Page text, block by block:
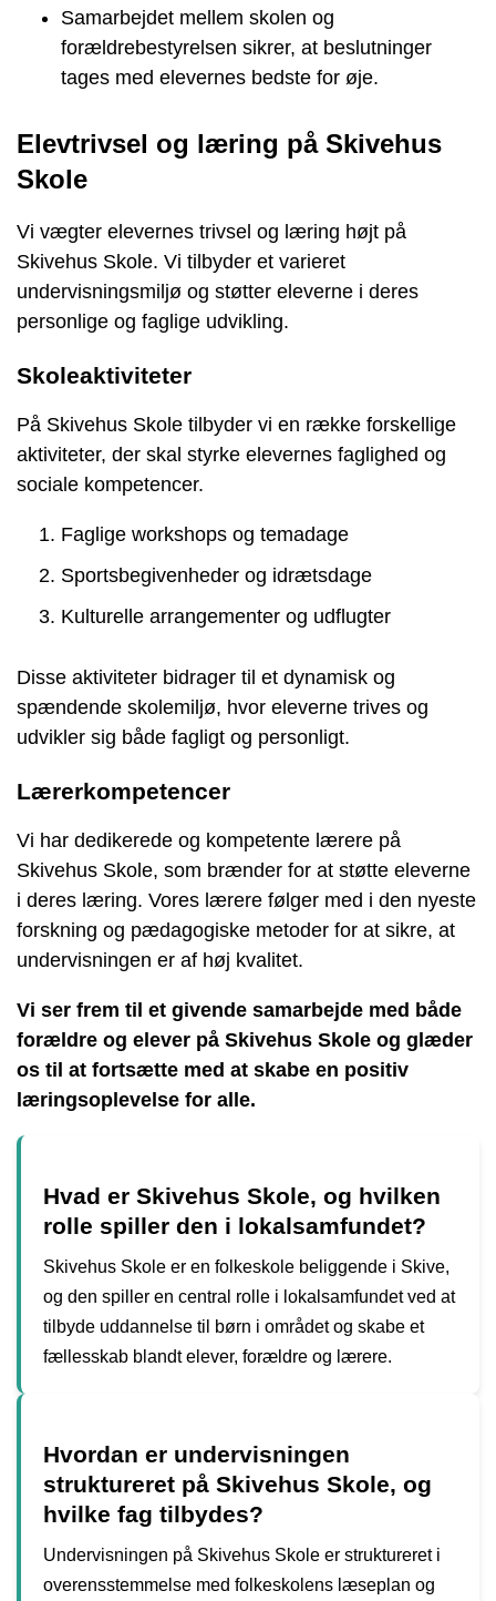
Samarbejdet mellem skolen og
forældrebestyrelsen sikrer, at beslutninger
tages med elevernes bedste for øje.
Elevtrivsel og læring på Skivehus
Skole
Vi vægter elevernes trivsel og læring højt på
Skivehus Skole. Vi tilbyder et varieret
undervisningsmiljø og støtter eleverne i deres
personlige og faglige udvikling.
Skoleaktiviteter
På Skivehus Skole tilbyder vi en række forskellige
aktiviteter, der skal styrke elevernes faglighed og
sociale kompetencer.
Faglige workshops og temadage
Sportsbegivenheder og idrætsdage
Kulturelle arrangementer og udflugter
Disse aktiviteter bidrager til et dynamisk og
spændende skolemiljø, hvor eleverne trives og
udvikler sig både fagligt og personligt.
Lærerkompetencer
Vi har dedikerede og kompetente lærere på
Skivehus Skole, som brænder for at støtte eleverne
i deres læring. Vores lærere følger med i den nyeste
forskning og pædagogiske metoder for at sikre, at
undervisningen er af høj kvalitet.
Vi ser frem til et givende samarbejde med både
forældre og elever på Skivehus Skole og glæder
os til at fortsætte med at skabe en positiv
læringsoplevelse for alle.
Hvad er Skivehus Skole, og hvilken
rolle spiller den i lokalsamfundet?
Skivehus Skole er en folkeskole beliggende i Skive,
og den spiller en central rolle i lokalsamfundet ved at
tilbyde uddannelse til børn i området og skabe et
fællesskab blandt elever, forældre og lærere.
Hvordan er undervisningen
struktureret på Skivehus Skole, og
hvilke fag tilbydes?
Undervisningen på Skivehus Skole er struktureret i
overensstemmelse med folkeskolens læseplan og